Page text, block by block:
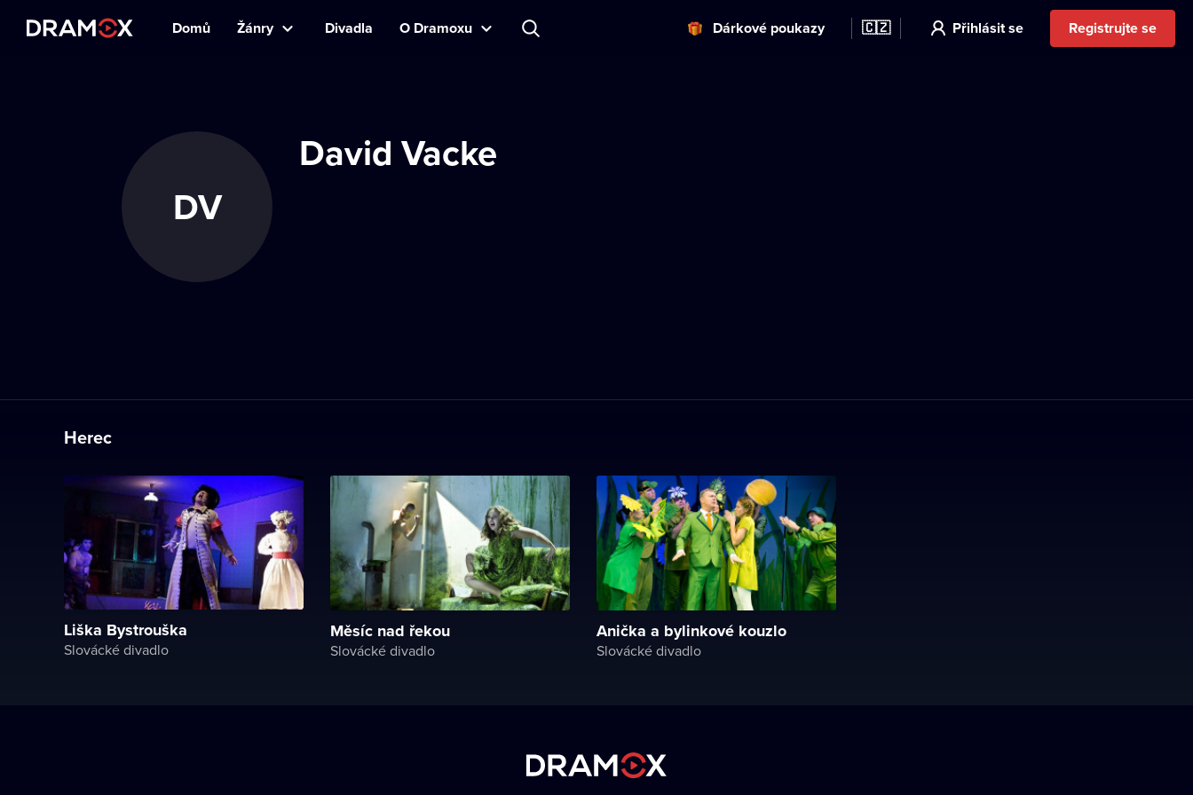
Domů Žánry Divadla O Dramoxu Dárkové poukazy 🇨🇿 Přihlásit se Registrujte se
DV
David Vacke
Herec
Liška Bystrouška
Slovácké divadlo
Měsíc nad řekou
Slovácké divadlo
Anička a bylinkové kouzlo
Slovácké divadlo